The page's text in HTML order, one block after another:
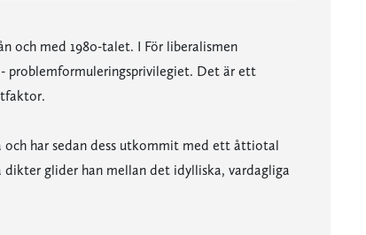
och med 1980-talet. I För liberalismen
- problemformuleringsprivilegiet. Det är ett
och har sedan dess utkommit med ett åttiotal
dikter glider han mellan det idylliska, vardagliga